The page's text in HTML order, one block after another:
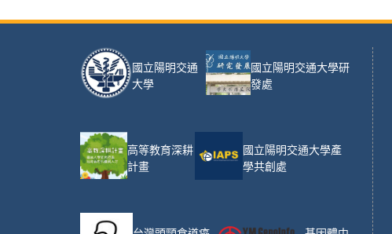
國立陽明交通
大學
國立陽明交通大學研
發處
高等教育深耕
計畫
國立陽明交通大學產
學共創處